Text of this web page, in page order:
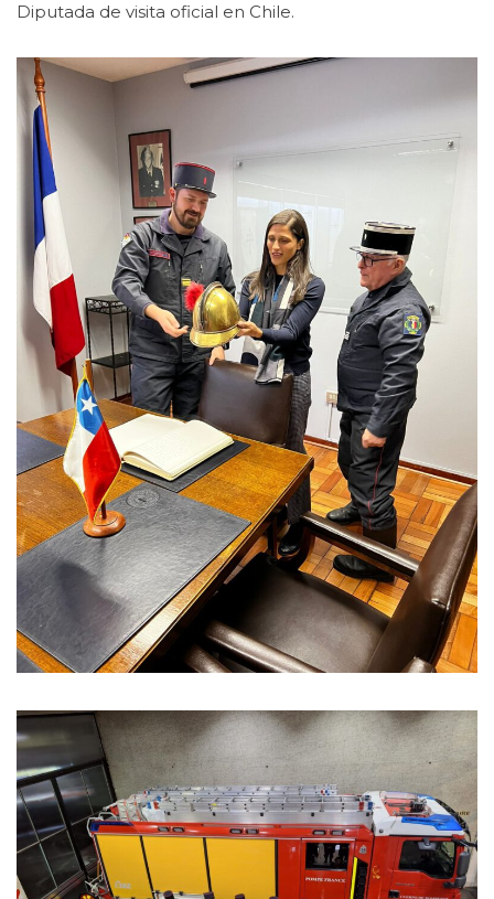
Diputada de visita oficial en Chile.